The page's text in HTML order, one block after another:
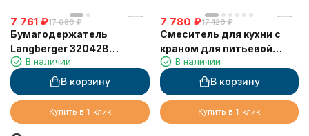
7 761 ₽17 080 ₽
Бумагодержатель
Langberger 32042B
туалетной бумаги
двойной со стеклянной
полкой
В наличии
В корзину
Купить в 1 клик
7 780 ₽17 120 ₽
Смеситель для кухни с
краном для питьевой
воды VIKO V-5204
В наличии
В корзину
Купить в 1 клик